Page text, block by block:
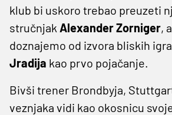
klub bi uskoro trebao preuzeti
stručnjak Alexander Zorniger,
doznajemo od izvora bliskih
Jradija kao prvo pojačanje.
Bivši trener Brondbyja,
veznjaka vidi kao okosnicu